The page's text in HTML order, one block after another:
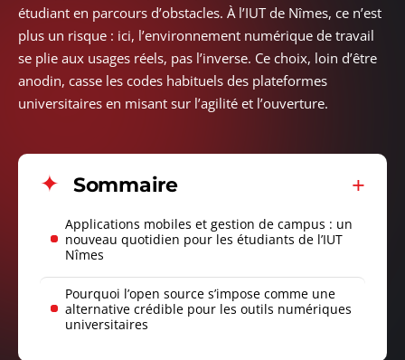
étudiant en parcours d’obstacles. À l’IUT de Nîmes, ce n’est
plus un risque : ici, l’environnement numérique de travail
se plie aux usages réels, pas l’inverse. Ce choix, loin d’être
anodin, casse les codes habituels des plateformes
universitaires en misant sur l’agilité et l’ouverture.
Sommaire
Applications mobiles et gestion de campus : un
nouveau quotidien pour les étudiants de l’IUT
Nîmes
Pourquoi l’open source s’impose comme une
alternative crédible pour les outils numériques
universitaires